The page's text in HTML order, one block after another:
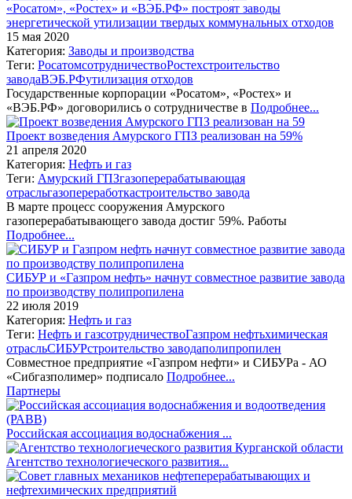
«Росатом», «Ростех» и «ВЭБ.РФ» построят заводы
энергетической утилизации твердых коммунальных отходов
15 мая 2020
Категория: Заводы и производства
Теги: РосатомсотрудничествоРостехстроительство
заводаВЭБ.РФутилизация отходов
Государственные корпорации «Росатом», «Ростех» и
«ВЭБ.РФ» договорились о сотрудничестве в Подробнее...
Проект возведения Амурского ГПЗ реализован на 59%
21 апреля 2020
Категория: Нефть и газ
Теги: Амурский ГПЗгазоперерабатывающая
отрасльгазопереработкастроительство завода
В марте процесс сооружения Амурского
газоперерабатывающего завода достиг 59%. Работы
Подробнее...
СИБУР и «Газпром нефть» начнут совместное развитие завода
по производству полипропилена
22 июля 2019
Категория: Нефть и газ
Теги: Нефть и газсотрудничествоГазпром нефтьхимическая
отрасльСИБУРстроительство заводаполипропилен
Совместное предприятие «Газпром нефти» и СИБУРа - АО
«Сибгазполимер» подписало Подробнее...
Партнеры
Российская ассоциация водоснабжения ...
Агентство технологиеческого развития...